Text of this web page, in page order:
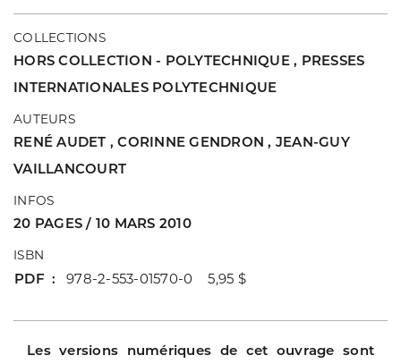
COLLECTIONS
HORS COLLECTION - POLYTECHNIQUE , PRESSES
INTERNATIONALES POLYTECHNIQUE
AUTEURS
RENÉ AUDET ,CORINNE GENDRON, JEAN-GUY
VAILLANCOURT
INFOS
20 PAGES / 10 MARS 2010
ISBN
PDF 978-2-553-01570-0 5,95 $
Les versions numériques de cet ouvrage sont